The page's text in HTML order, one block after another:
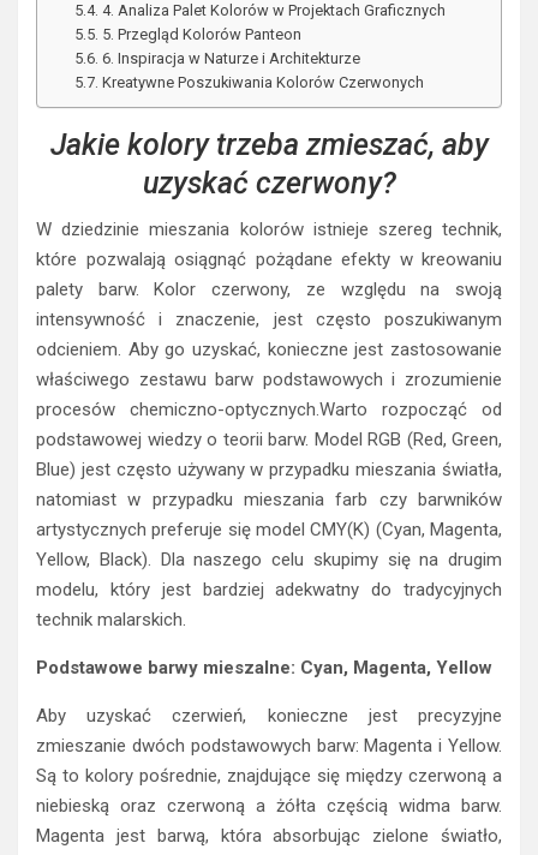
4. Analiza Palet Kolorów w Projektach Graficznych
5. Przegląd Kolorów Panteon
6. Inspiracja w Naturze i Architekturze
Kreatywne Poszukiwania Kolorów Czerwonych
Jakie kolory trzeba zmieszać, aby
uzyskać czerwony?
W dziedzinie mieszania kolorów istnieje szereg technik,
które pozwalają osiągnąć pożądane efekty w kreowaniu
palety barw. Kolor czerwony, ze względu na swoją
intensywność i znaczenie, jest często poszukiwanym
odcieniem. Aby go uzyskać, konieczne jest zastosowanie
właściwego zestawu barw podstawowych i zrozumienie
procesów chemiczno-optycznych.Warto rozpocząć od
podstawowej wiedzy o teorii barw. Model RGB (Red, Green,
Blue) jest często używany w przypadku mieszania światła,
natomiast w przypadku mieszania farb czy barwników
artystycznych preferuje się model CMY(K) (Cyan, Magenta,
Yellow, Black). Dla naszego celu skupimy się na drugim
modelu, który jest bardziej adekwatny do tradycyjnych
technik malarskich.
Podstawowe barwy mieszalne: Cyan, Magenta, Yellow
Aby uzyskać czerwień, konieczne jest precyzyjne
zmieszanie dwóch podstawowych barw: Magenta i Yellow.
Są to kolory pośrednie, znajdujące się między czerwoną a
niebieską oraz czerwoną a żółta częścią widma barw.
Magenta jest barwą, która absorbując zielone światło,